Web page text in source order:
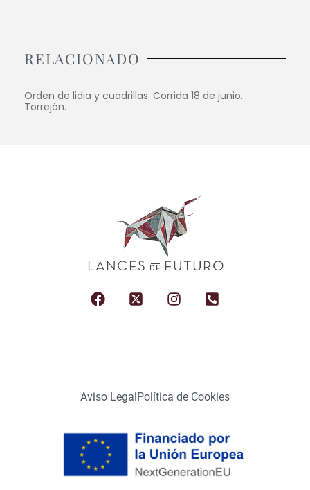
RELACIONADO
Orden de lidia y cuadrillas. Corrida 18 de junio.
Torrejón.
Aviso Legal Política de Cookies